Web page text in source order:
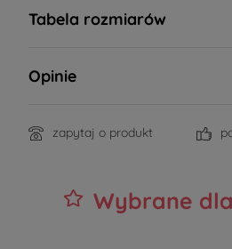
Tabela rozmiarów
Opinie
zapytaj o produkt
Wybrane